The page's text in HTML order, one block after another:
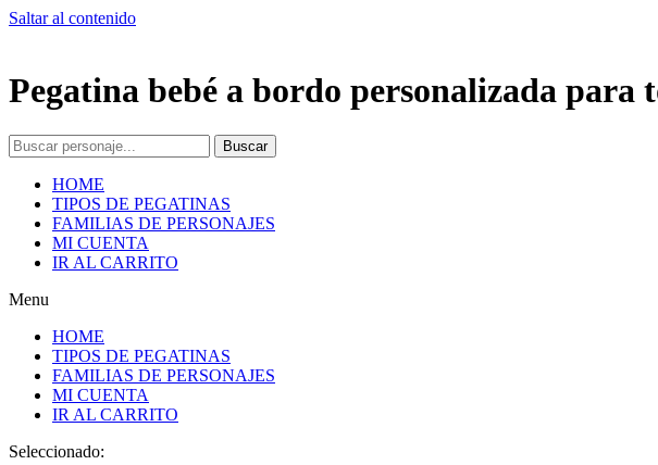
Saltar al contenido
Pegatina bebé a bordo personalizada para
Buscar
HOME
TIPOS DE PEGATINAS
FAMILIAS DE PERSONAJES
MI CUENTA
IR AL CARRITO
Menu
HOME
TIPOS DE PEGATINAS
FAMILIAS DE PERSONAJES
MI CUENTA
IR AL CARRITO
Seleccionado: